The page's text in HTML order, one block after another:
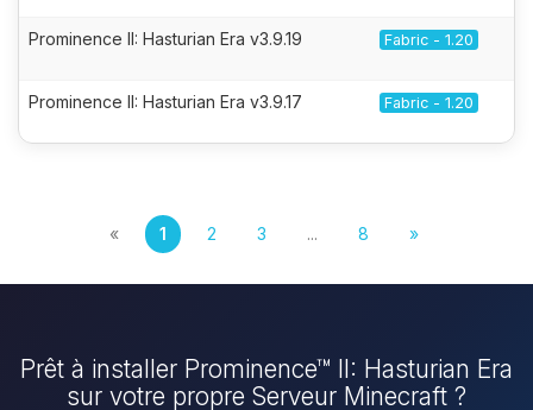
Prominence II: Hasturian Era v3.9.19 Fabric - 1.20
Prominence II: Hasturian Era v3.9.17 Fabric - 1.20
« 1 2 3 ... 8 »
Prêt à installer Prominence™ II: Hasturian Era
sur votre propre Serveur Minecraft ?